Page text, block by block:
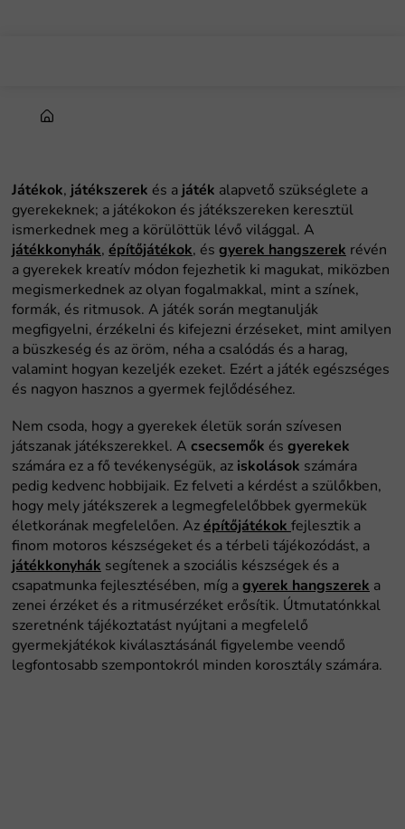
Kezdőlap
Játékok játékszerek játék
játékkonyhák építőjátékok gyerek hangszerek
csecsemők
gyerekek
iskolások
építőjátékok
játékkonyhák
gyerek hangszerek